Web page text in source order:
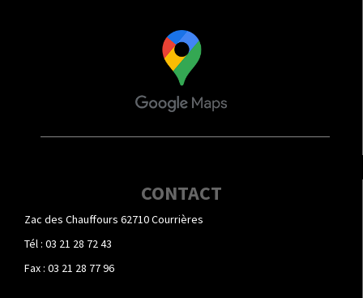
CONTACT
Zac des Chauffours 62710 Courrières
Tél : 03 21 28 72 43
Fax : 03 21 28 77 96